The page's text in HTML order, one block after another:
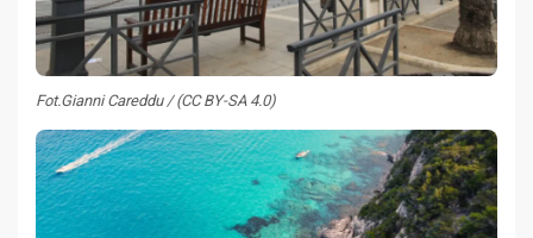
Fot.Gianni Careddu / (CC BY-SA 4.0)